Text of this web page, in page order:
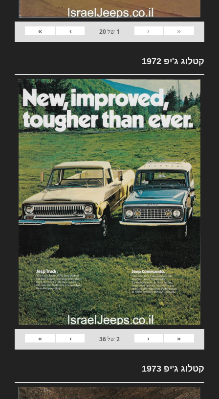
«
‹
1 של20
›
»
קטלוג ג'יפ 1972
«
‹
2של36
›
»
קטלוג ג'יפ 1973